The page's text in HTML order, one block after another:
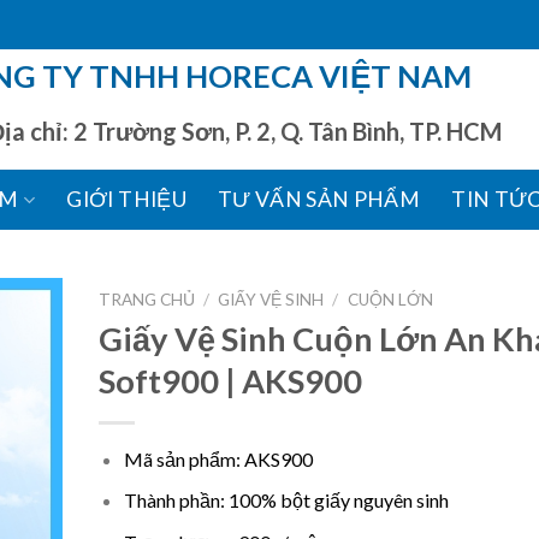
TY TNHH HORECA VIỆT NAM
2 Trường Sơn, P. 2, Q. Tân Bình, TP. HCM
GIỚI THIỆU TƯ VẤN SẢN PHẨM TIN
TRANG CHỦ / GIẤY VỆ SINH / CUỘN LỚN
Giấy Vệ Sinh Cuộn Lớn An
Soft900 | AKS900
Mã sản phẩm: AKS900
Thành phần: 100% bột giấy nguyên sinh